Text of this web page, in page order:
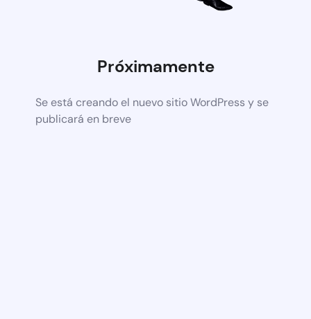
Próximamente
Se está creando el nuevo sitio WordPress y se
publicará en breve